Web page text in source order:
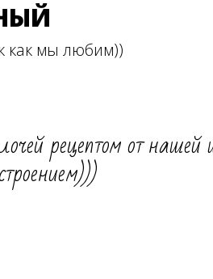
как мы любим))
рецептом от